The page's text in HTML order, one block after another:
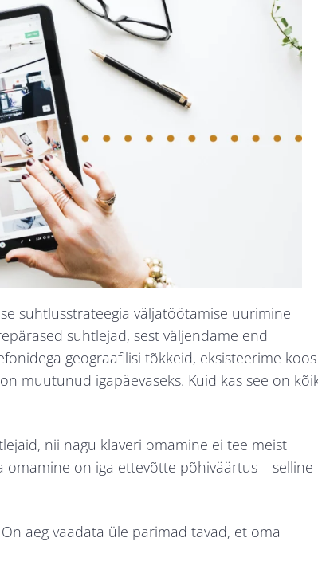
suhtlusstrateegia väljatöötamise uurimine
suhtlejad, sest väljendame end
geograafilisi tõkkeid, eksisteerime koos
muutunud igapäevaseks. Kuid kas see on
nii nagu klaveri omamine ei tee meist
omamine on iga ettevõtte põhiväärtus – selline
aeg vaadata üle parimad tavad, et oma